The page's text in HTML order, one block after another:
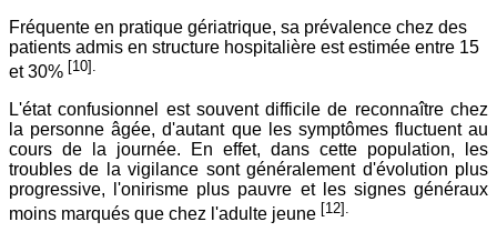
Fréquente en pratique gériatrique, sa prévalence chez des
patients admis en structure hospitalière est estimée entre 15
et 30% [10].
L'état confusionnel est souvent difficile de reconnaître chez
la personne âgée, d'autant que les symptômes fluctuent au
cours de la journée. En effet, dans cette population, les
troubles de la vigilance sont généralement d'évolution plus
progressive, l'onirisme plus pauvre et les signes généraux
moins marqués que chez l'adulte jeune [12].